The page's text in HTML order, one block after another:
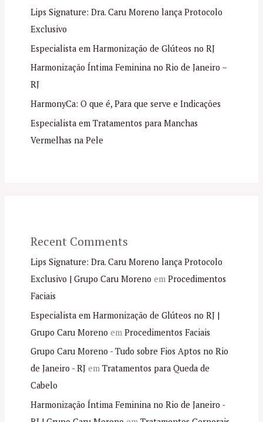
Lips Signature: Dra. Caru Moreno lança Protocolo
Exclusivo
Especialista em Harmonização de Glúteos no RJ
Harmonização Íntima Feminina no Rio de Janeiro –
RJ
HarmonyCa: O que é, Para que serve e Indicações
Especialista em Tratamentos para Manchas
Vermelhas na Pele
Recent Comments
Lips Signature: Dra. Caru Moreno lança Protocolo
Exclusivo | Grupo Caru Moreno em Procedimentos
Faciais
Especialista em Harmonização de Glúteos no RJ |
Grupo Caru Moreno em Procedimentos Faciais
Grupo Caru Moreno - Tudo sobre Fios Aptos no Rio
de Janeiro - RJem Tratamentos para Queda de
Cabelo
Harmonização Íntima Feminina no Rio de Janeiro -